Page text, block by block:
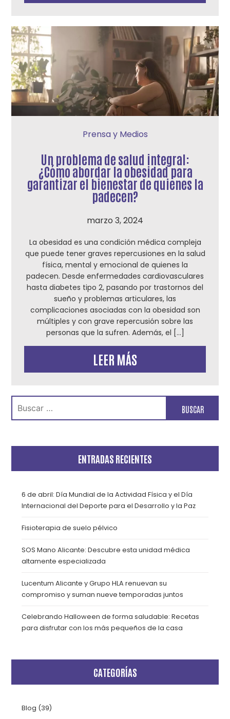
Prensa y Medios
Un problema de salud integral:
¿Cómo abordar la obesidad para
garantizar el bienestar de quienes la
padecen?
marzo 3, 2024
La obesidad es una condición médica compleja
que puede tener graves repercusiones en la salud
física, mental y emocional de quienes la
padecen. Desde enfermedades cardiovasculares
hasta diabetes tipo 2, pasando por trastornos del
sueño y problemas articulares, las
complicaciones asociadas con la obesidad son
múltiples y con grave repercusión sobre las
personas que la sufren. Además, el […]
LEER MÁS
Buscar:
ENTRADAS RECIENTES
6 de abril: Día Mundial de la Actividad Física y el Día
Internacional del Deporte para el Desarrollo y la Paz
Fisioterapia de suelo pélvico
SOS Mano Alicante: Descubre esta unidad médica
altamente especializada
Lucentum Alicante y Grupo HLA renuevan su
compromiso y suman nueve temporadas juntos
Celebrando Halloween de forma saludable: Recetas
para disfrutar con los más pequeños de la casa
CATEGORÍAS
Blog (39)